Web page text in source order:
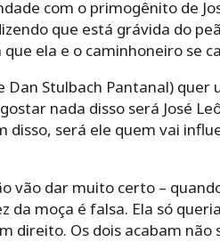
com o primogênito de
que está grávida do
ela e o caminhoneiro se
Stulbach Pantanal)
nada disso será José
disso, será ele quem vai
vão dar muito certo –
da moça é falsa. Ela só
direito. Os dois acabam não